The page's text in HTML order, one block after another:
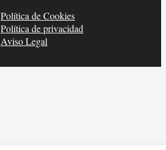
Política de Cookies
Política de privacidad
Aviso Legal